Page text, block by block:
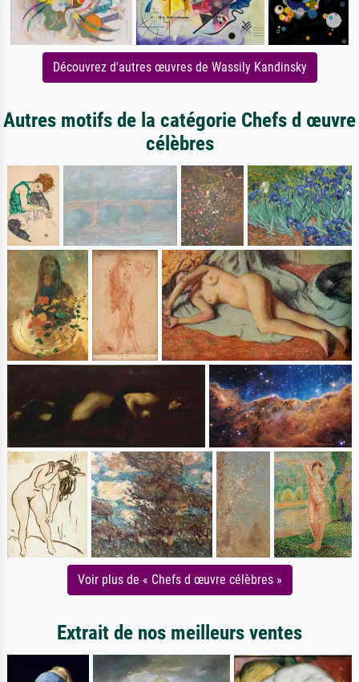
Découvrez d'autres œuvres de Wassily Kandinsky
Autres motifs de la catégorie Chefs d œuvre
célèbres
Voir plus de « Chefs d œuvre célèbres »
Extrait de nos meilleurs ventes